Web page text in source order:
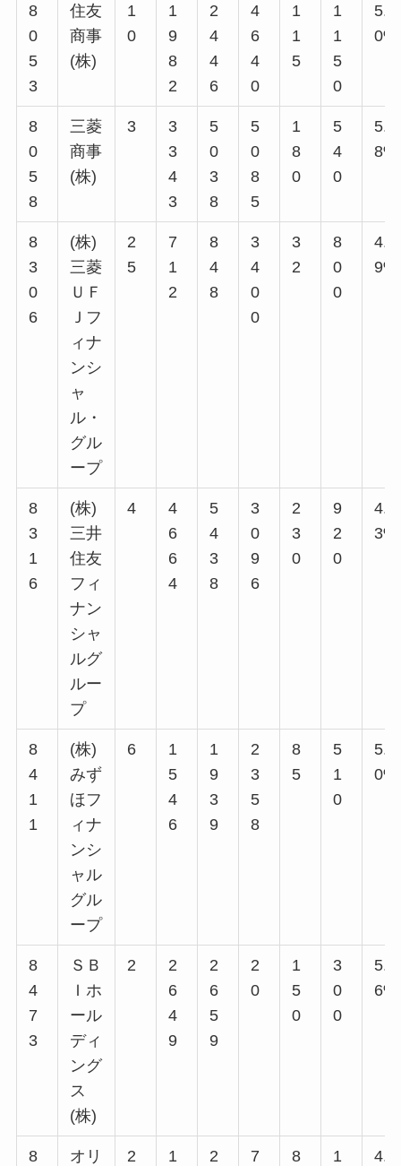
8
0
5
3
住友
商事
(株)
1
0
1
9
8
2
2
4
4
6
4
6
4
0
1
1
5
1
1
5
0
5.8
0%
8
0
5
8
三菱
商事
(株)
3
3
3
4
3
5
0
3
8
5
0
8
5
1
8
0
5
4
0
5.3
8%
8
3
0
6
(株)
三菱
ＵＦ
Ｊフ
ィナ
ンシ
ャ
ル・
グル
ープ
2
5
7
1
2
8
4
8
3
4
0
0
3
2
8
0
0
4.4
9%
8
3
1
6
(株)
三井
住友
フィ
ナン
シャ
ルグ
ルー
プ
4
4
6
6
4
5
4
3
8
3
0
9
6
2
3
0
9
2
0
4.9
3%
8
4
1
1
(株)
みず
ほフ
ィナ
ンシ
ャル
グル
ープ
6
1
5
4
6
1
9
3
9
2
3
5
8
8
5
5
1
0
5.5
0%
8
4
7
3
ＳＢ
Ｉホ
ール
ディ
ング
ス
(株)
2
2
6
4
9
2
6
5
9
2
0
1
5
0
3
0
0
5.6
6%
8
オリ
2
1
2
7
8
1
4.5